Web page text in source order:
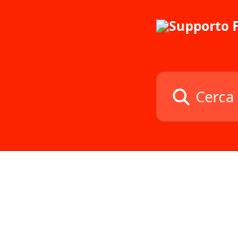
Cerca articoli…